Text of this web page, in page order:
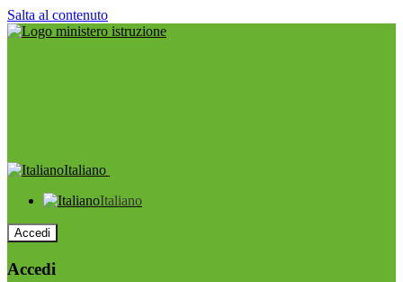
Salta al contenuto
Italiano
Italiano
Accedi
Accedi